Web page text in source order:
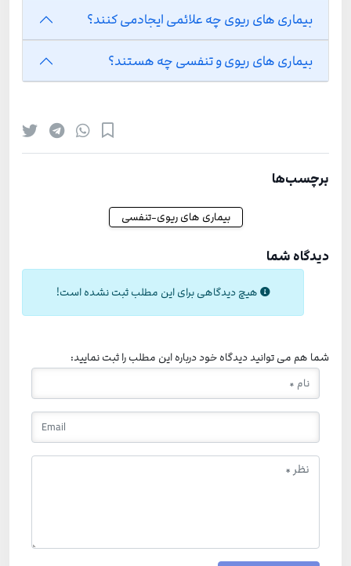
بیماری های ریوی چه علائمی ایجادمی کنند؟
بیماری های ریوی و تنفسی چه هستند؟
برچسب‌ها
بیماری های ریوی-تنفسی
دیدگاه شما
هیچ دیدگاهی برای این مطلب ثبت نشده است!
شما هم می توانید دیدگاه خود درباره این مطلب را ثبت نمایید: